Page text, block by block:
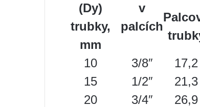
(Dy)
trubky,
mm
v
palcích
10
3/8″ 17,2
15
1/2″ 21,3
20
3/4″ 26,9